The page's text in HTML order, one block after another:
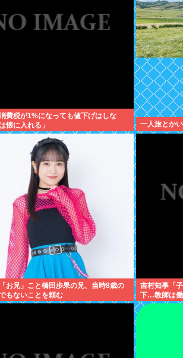
費税が1%になっても値下げはしな
懐に入れる」
一人旅とか
「お兄」こと橋田歩果の兄、当時8歳の
もないことを頼む
吉村知事「
下…教師は働
しろ」